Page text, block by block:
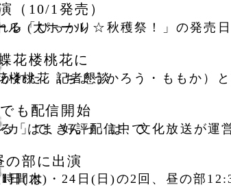
（10/1発売）
さらに、同じく横浜にぎわい座の演芸ホール (大ホール
花楼桃花に
こととなり、9月27日に東京・帝国ホテルで開かれた、記者懇談
も配信開始
専門のオンデマンド配信サービス「らくごのブンカ」で、好評配信中で
の部に出演
がりとなります。 出演日・出演時間は